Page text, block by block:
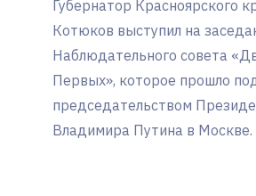
Губернатор Красноярского
Котюков выступил на
Наблюдательного совета
Первых», которое прошло
председательством
Владимира Путина в Москве.